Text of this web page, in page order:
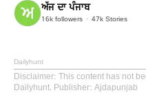
ਅੱਜ ਦਾ ਪੰਜਾਬ
16k followers 47k Stories
Dailyhunt
Disclaimer: This content has not
Dailyhunt. Publisher: Ajdapunjab